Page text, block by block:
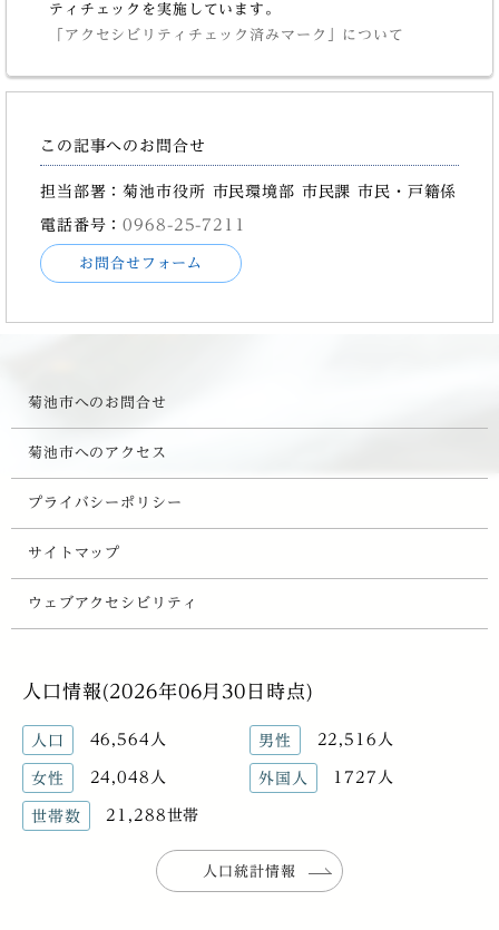
ティチェックを実施しています。
「アクセシビリティチェック済みマーク」について
この記事へのお問合せ
担当部署：菊池市役所 市民環境部 市民課 市民・戸籍係
電話番号：0968-25-7211
お問合せフォーム
菊池市へのお問合せ
菊池市へのアクセス
プライバシーポリシー
サイトマップ
ウェブアクセシビリティ
人口情報(2026年06月30日時点)
人口 46,564人 男性 22,516人
女性 24,048人 外国人 1727人
世帯数 21,288世帯
人口統計情報